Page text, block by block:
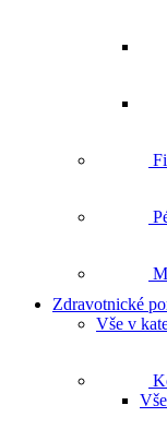
Zdravotnické
Vše v